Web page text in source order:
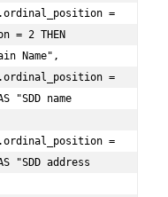
= 2 THEN
Name",
"SDD name
"SDD address